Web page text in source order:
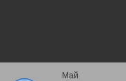
Май